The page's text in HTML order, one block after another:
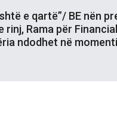
e qartë”/ BE nën
rinj, Rama për Financial
ndodhet në